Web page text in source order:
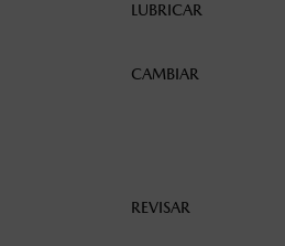
LUBRICAR
CAMBIAR
REVISAR